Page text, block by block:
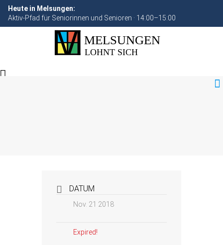
Heute in Melsungen:
Aktiv-Pfad für Seniorinnen und Senioren · 14:00–15:00
DATUM
Nov. 21 2018
Expired!